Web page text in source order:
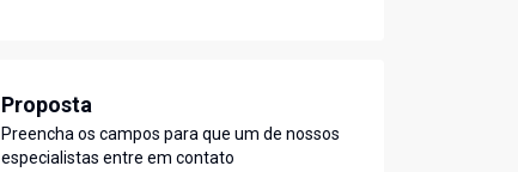
Proposta
Preencha os campos para que um de nossos
especialistas entre em contato